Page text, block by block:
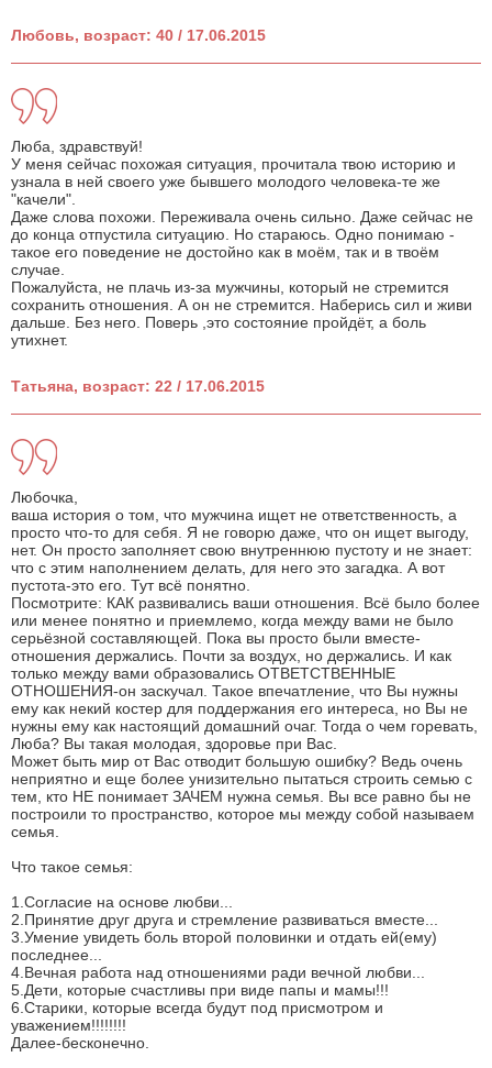
Любовь, возраст: 40 / 17.06.2015
Люба, здравствуй!
У меня сейчас похожая ситуация, прочитала твою историю и
узнала в ней своего уже бывшего молодого человека-те же
"качели".
Даже слова похожи. Переживала очень сильно. Даже сейчас не
до конца отпустила ситуацию. Но стараюсь. Одно понимаю -
такое его поведение не достойно как в моём, так и в твоём
случае.
Пожалуйста, не плачь из-за мужчины, который не стремится
сохранить отношения. А он не стремится. Наберись сил и живи
дальше. Без него. Поверь ,это состояние пройдёт, а боль
утихнет.
Татьяна, возраст: 22 / 17.06.2015
Любочка,
ваша история о том, что мужчина ищет не ответственность, а
просто что-то для себя. Я не говорю даже, что он ищет выгоду,
нет. Он просто заполняет свою внутреннюю пустоту и не знает:
что с этим наполнением делать, для него это загадка. А вот
пустота-это его. Тут всё понятно.
Посмотрите: КАК развивались ваши отношения. Всё было более
или менее понятно и приемлемо, когда между вами не было
серьёзной составляющей. Пока вы просто были вместе-
отношения держались. Почти за воздух, но держались. И как
только между вами образовались ОТВЕТСТВЕННЫЕ
ОТНОШЕНИЯ-он заскучал. Такое впечатление, что Вы нужны
ему как некий костер для поддержания его интереса, но Вы не
нужны ему как настоящий домашний очаг. Тогда о чем горевать,
Люба? Вы такая молодая, здоровье при Вас.
Может быть мир от Вас отводит большую ошибку? Ведь очень
неприятно и еще более унизительно пытаться строить семью с
тем, кто НЕ понимает ЗАЧЕМ нужна семья. Вы все равно бы не
построили то пространство, которое мы между собой называем
семья.
Что такое семья:
1.Согласие на основе любви...
2.Принятие друг друга и стремление развиваться вместе...
3.Умение увидеть боль второй половинки и отдать ей(ему)
последнее...
4.Вечная работа над отношениями ради вечной любви...
5.Дети, которые счастливы при виде папы и мамы!!!
6.Старики, которые всегда будут под присмотром и
уважением!!!!!!!!
Далее-бесконечно.